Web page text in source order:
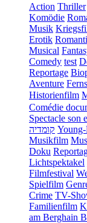
Action Thriller
Komödie
Musik
Erotik
Musical
Comedy test
Reportage
Aventure
Historienfilm
Comédie
Spectacle son
קומדיה
Musikfilm
Doku
Lichtspektakel
Filmfestival
Spielfilm
Crime TV-
Familienfilm
am Berghain